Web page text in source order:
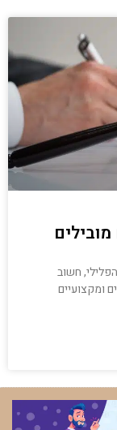
חשוב
ומקצועיים